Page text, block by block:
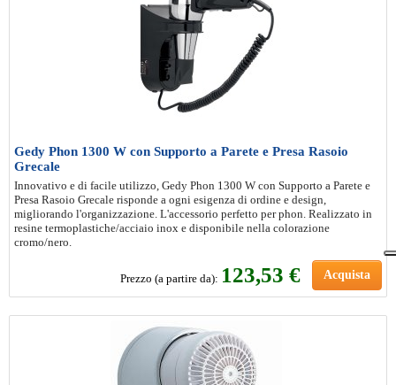
Gedy Phon 1300 W con Supporto a Parete e Presa Rasoio
Grecale
Innovativo e di facile utilizzo, Gedy Phon 1300 W con Supporto a Parete e
Presa Rasoio Grecale risponde a ogni esigenza di ordine e design,
migliorando l'organizzazione. L'accessorio perfetto per phon. Realizzato in
resine termoplastiche/acciaio inox e disponibile nella colorazione
cromo/nero.
Prezzo (a partire da): 123,53 € Acquista